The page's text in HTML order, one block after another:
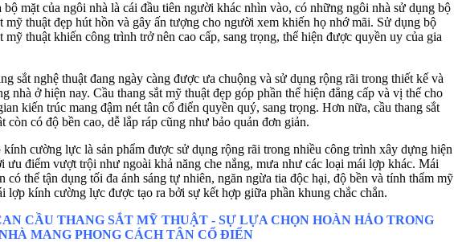
bộ mặt của ngôi nhà là cái đầu tiên người khác nhìn vào, có những ngôi nhà sử dụng bộ
mỹ thuật đẹp hút hồn và gây ấn tượng cho người xem khiến họ nhớ mãi. Sử dụng bộ
mỹ thuật khiến công trình trở nên cao cấp, sang trọng, thể hiện được quyền uy của gia
sắt nghệ thuật đang ngày càng được ưa chuộng và sử dụng rộng rãi trong thiết kế và
nhà ở hiện nay. Cầu thang sắt mỹ thuật đẹp góp phần thể hiện đẳng cấp và vị thế cho
kiến trúc mang đậm nét tân cổ điển quyền quý, sang trọng. Hơn nữa, cầu thang sắt
còn có độ bền cao, dễ lắp ráp cũng như bảo quản đơn giản.
cường lực là sản phẩm được sử dụng rộng rãi trong nhiều công trình xây dựng hiện
ưu điểm vượt trội như ngoài khả năng che nắng, mưa như các loại mái lợp khác. Mái
có thể tận dụng tối đa ánh sáng tự nhiên, ngăn ngừa tia độc hại, độ bền và tính thẩm mỹ
lợp kính cường lực được tạo ra bởi sự kết hợp giữa phần khung chắc chắn.
CẦU THANG SẮT MỸ THUẬT - SỰ LỰA CHỌN HOÀN HẢO TRONG
MANG PHONG CÁCH TÂN CỔ ĐIỂN